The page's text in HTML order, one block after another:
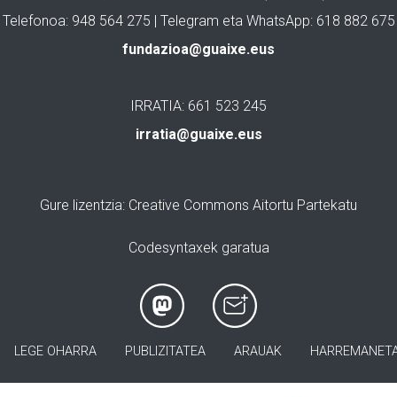
Telefonoa: 948 564 275 | Telegram eta WhatsApp: 618 882 675
fundazioa@guaixe.eus
IRRATIA: 661 523 245
irratia@guaixe.eus
Gure lizentzia: Creative Commons Aitortu Partekatu
Codesyntaxek garatua
LEGE OHARRA PUBLIZITATEA ARAUAK